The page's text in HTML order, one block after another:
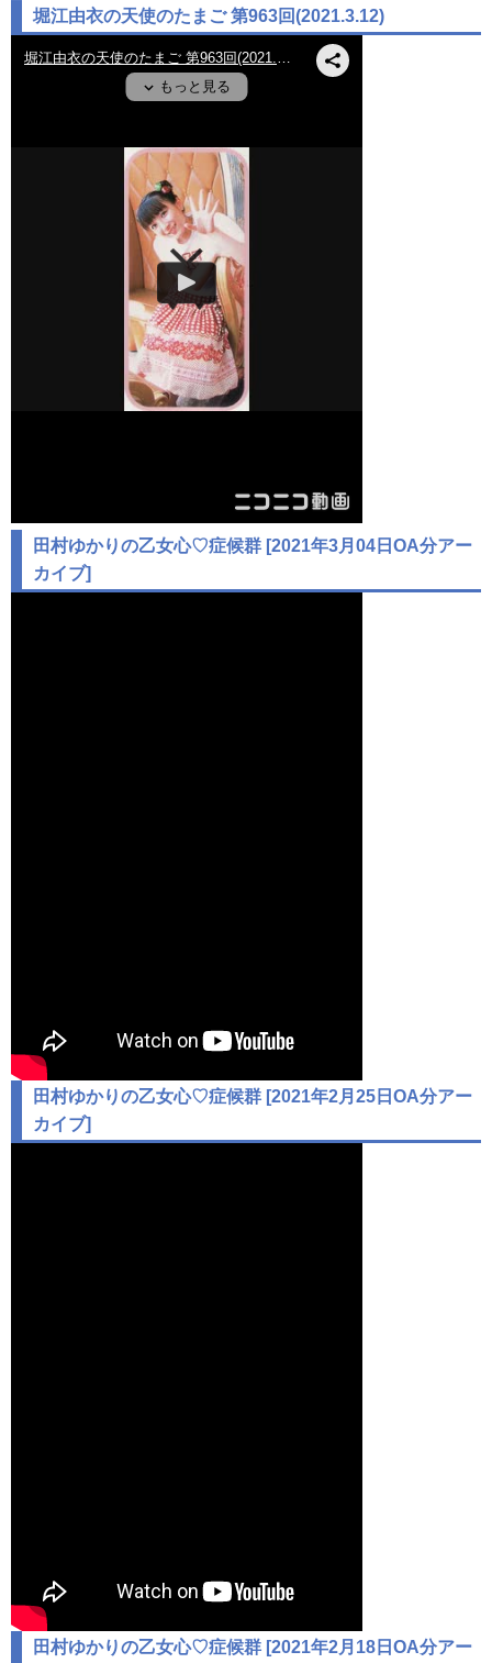
堀江由衣の天使のたまご 第963回(2021.3.12)
田村ゆかりの乙女心♡症候群 [2021年3月04日OA分アー
カイブ]
田村ゆかりの乙女心♡症候群 [2021年2月25日OA分アー
カイブ]
田村ゆかりの乙女心♡症候群 [2021年2月18日OA分アー